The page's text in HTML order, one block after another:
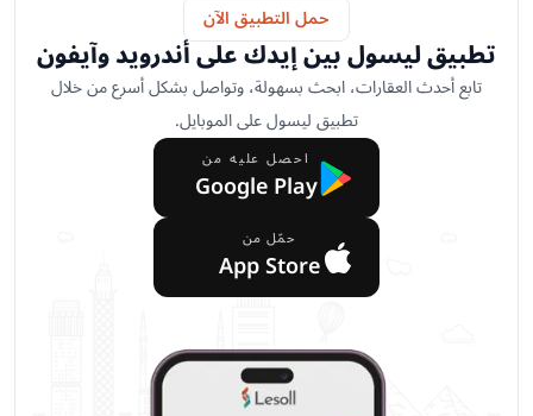
حمل التطبيق الآن
تطبيق ليسول بين إيدك على أندرويد وآيفون
تابع أحدث العقارات، ابحث بسهولة، وتواصل بشكل أسرع من خلال
تطبيق ليسول على الموبايل.
احصل عليه من
Google Play
حمّل من
App Store